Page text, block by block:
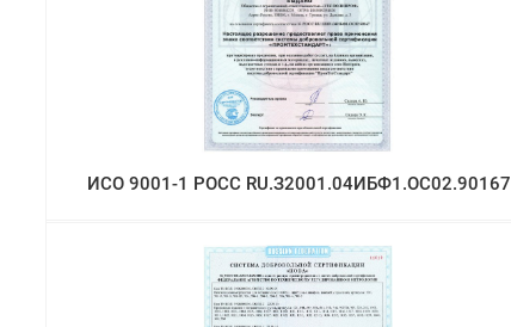
ИСО 9001-1 РОСС RU.З2001.04ИБФ1.ОС02.90167